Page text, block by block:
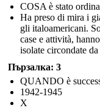
COSA è stato
Ha preso di mira i
gli italoamericani.
case e attività,
isolate circondate
Пързалка: 3
QUANDO è
1942-1945
X